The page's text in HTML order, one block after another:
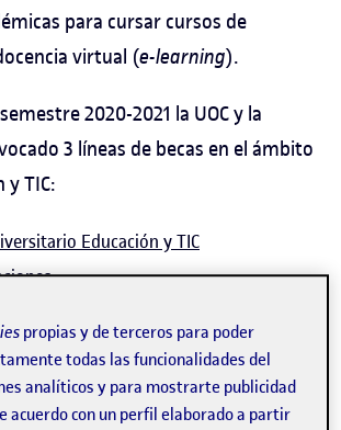
para cursar cursos de
virtual (e-learning).
2020-2021 la UOC y la
3 líneas de becas en el ámbito
y TIC:
Educación y TIC
cerrado.
propias y de terceros para poder
todas las funcionalidades del
analíticos y para mostrarte publicidad
acuerdo con un perfil elaborado a partir